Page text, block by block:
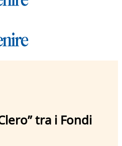
tra i Fondi